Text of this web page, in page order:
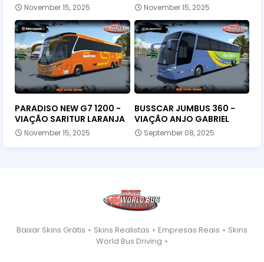
November 15, 2025 November 15, 2025
PARADISO NEW G7 1200 -
VIAÇÃO SARITUR LARANJA
November 15, 2025
BUSSCAR JUMBUS 360 -
VIAÇÃO ANJO GABRIEL
September 08, 2025
Baixar Skins Grátis ⋆ Skins Realistas ⋆ Empresas Reais ⋆ Skins
World Bus Driving ⋆